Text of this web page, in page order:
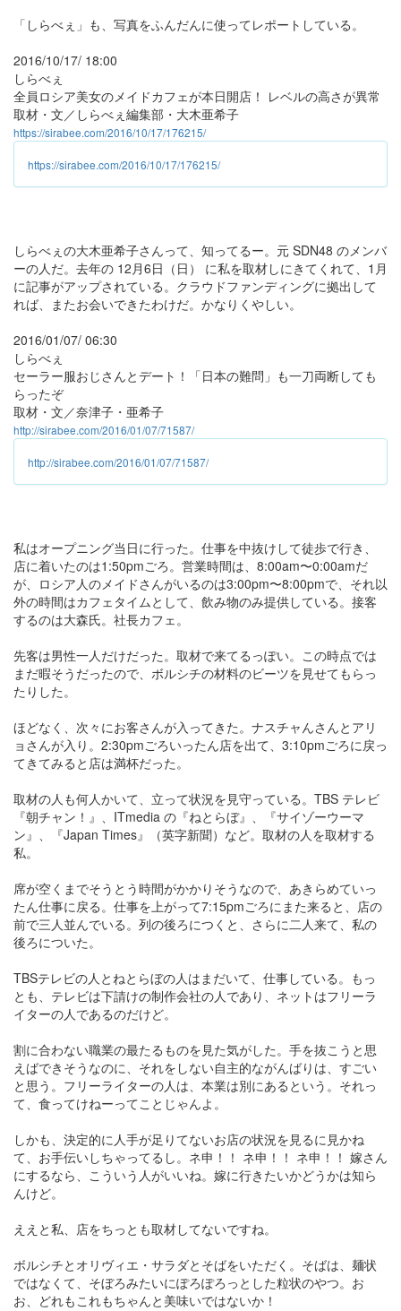
「しらべぇ」も、写真をふんだんに使ってレポートしている。
2016/10/17/ 18:00
しらべぇ
全員ロシア美女のメイドカフェが本日開店！ レベルの高さが異常
取材・文／しらべぇ編集部・大木亜希子
https://sirabee.com/2016/10/17/176215/
https://sirabee.com/2016/10/17/176215/
しらべぇの大木亜希子さんって、知ってるー。元 SDN48 のメンバ
ーの人だ。去年の 12月6日（日） に私を取材しにきてくれて、1月
に記事がアップされている。クラウドファンディングに拠出して
れば、またお会いできたわけだ。かなりくやしい。
2016/01/07/ 06:30
しらべぇ
セーラー服おじさんとデート！「日本の難問」も一刀両断しても
らったぞ
取材・文／奈津子・亜希子
http://sirabee.com/2016/01/07/71587/
http://sirabee.com/2016/01/07/71587/
私はオープニング当日に行った。仕事を中抜けして徒歩で行き、
店に着いたのは1:50pmごろ。営業時間は、8:00am〜0:00amだ
が、ロシア人のメイドさんがいるのは3:00pm〜8:00pmで、それ以
外の時間はカフェタイムとして、飲み物のみ提供している。接客
するのは大森氏。社長カフェ。
先客は男性一人だけだった。取材で来てるっぽい。この時点では
まだ暇そうだったので、ボルシチの材料のビーツを見せてもらっ
たりした。
ほどなく、次々にお客さんが入ってきた。ナスチャんさんとアリ
ョさんが入り。2:30pmごろいったん店を出て、3:10pmごろに戻っ
てきてみると店は満杯だった。
取材の人も何人かいて、立って状況を見守っている。TBS テレビ
『朝チャン！』、ITmedia の『ねとらぼ』、『サイゾーウーマ
ン』、『Japan Times』（英字新聞）など。取材の人を取材する
私。
席が空くまでそうとう時間がかかりそうなので、あきらめていっ
たん仕事に戻る。仕事を上がって7:15pmごろにまた来ると、店の
前で三人並んでいる。列の後ろにつくと、さらに二人来て、私の
後ろについた。
TBSテレビの人とねとらぼの人はまだいて、仕事している。もっ
とも、テレビは下請けの制作会社の人であり、ネットはフリーラ
イターの人であるのだけど。
割に合わない職業の最たるものを見た気がした。手を抜こうと思
えばできそうなのに、それをしない自主的ながんばりは、すごい
と思う。フリーライターの人は、本業は別にあるという。それっ
て、食ってけねーってことじゃんよ。
しかも、決定的に人手が足りてないお店の状況を見るに見かね
て、お手伝いしちゃってるし。ネ申！！ ネ申！！ ネ申！！ 嫁さん
にするなら、こういう人がいいね。嫁に行きたいかどうかは知ら
んけど。
ええと私、店をちっとも取材してないですね。
ボルシチとオリヴィエ・サラダとそばをいただく。そばは、麺状
ではなくて、そぼろみたいにぽろぽろっとした粒状のやつ。お
お、どれもこれもちゃんと美味いではないか！